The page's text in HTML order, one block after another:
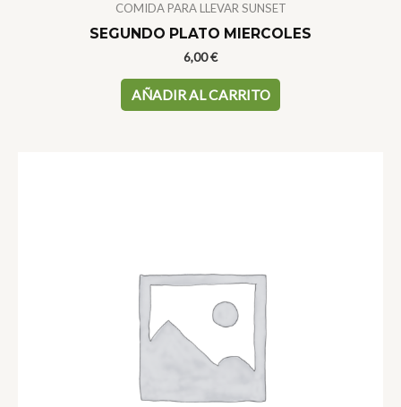
COMIDA PARA LLEVAR SUNSET
SEGUNDO PLATO MIERCOLES
6,00€
AÑADIR AL CARRITO